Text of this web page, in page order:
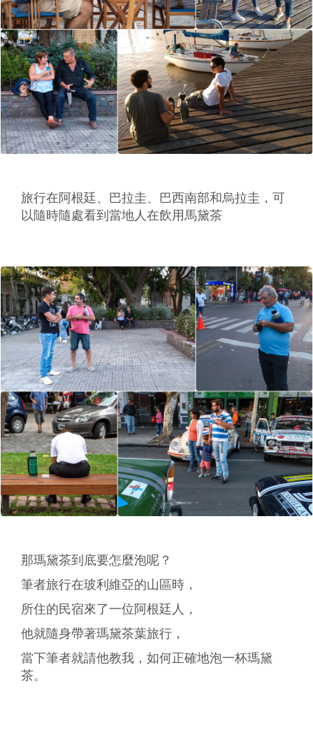
旅行在阿根廷、巴拉圭、巴西南部和烏拉圭，可
以隨時隨處看到當地人在飲用馬黛茶
那瑪黛茶到底要怎麼泡呢？
筆者旅行在玻利維亞的山區時，
所住的民宿來了一位阿根廷人，
他就隨身帶著瑪黛茶葉旅行，
當下筆者就請他教我，如何正確地泡一杯瑪黛
茶。